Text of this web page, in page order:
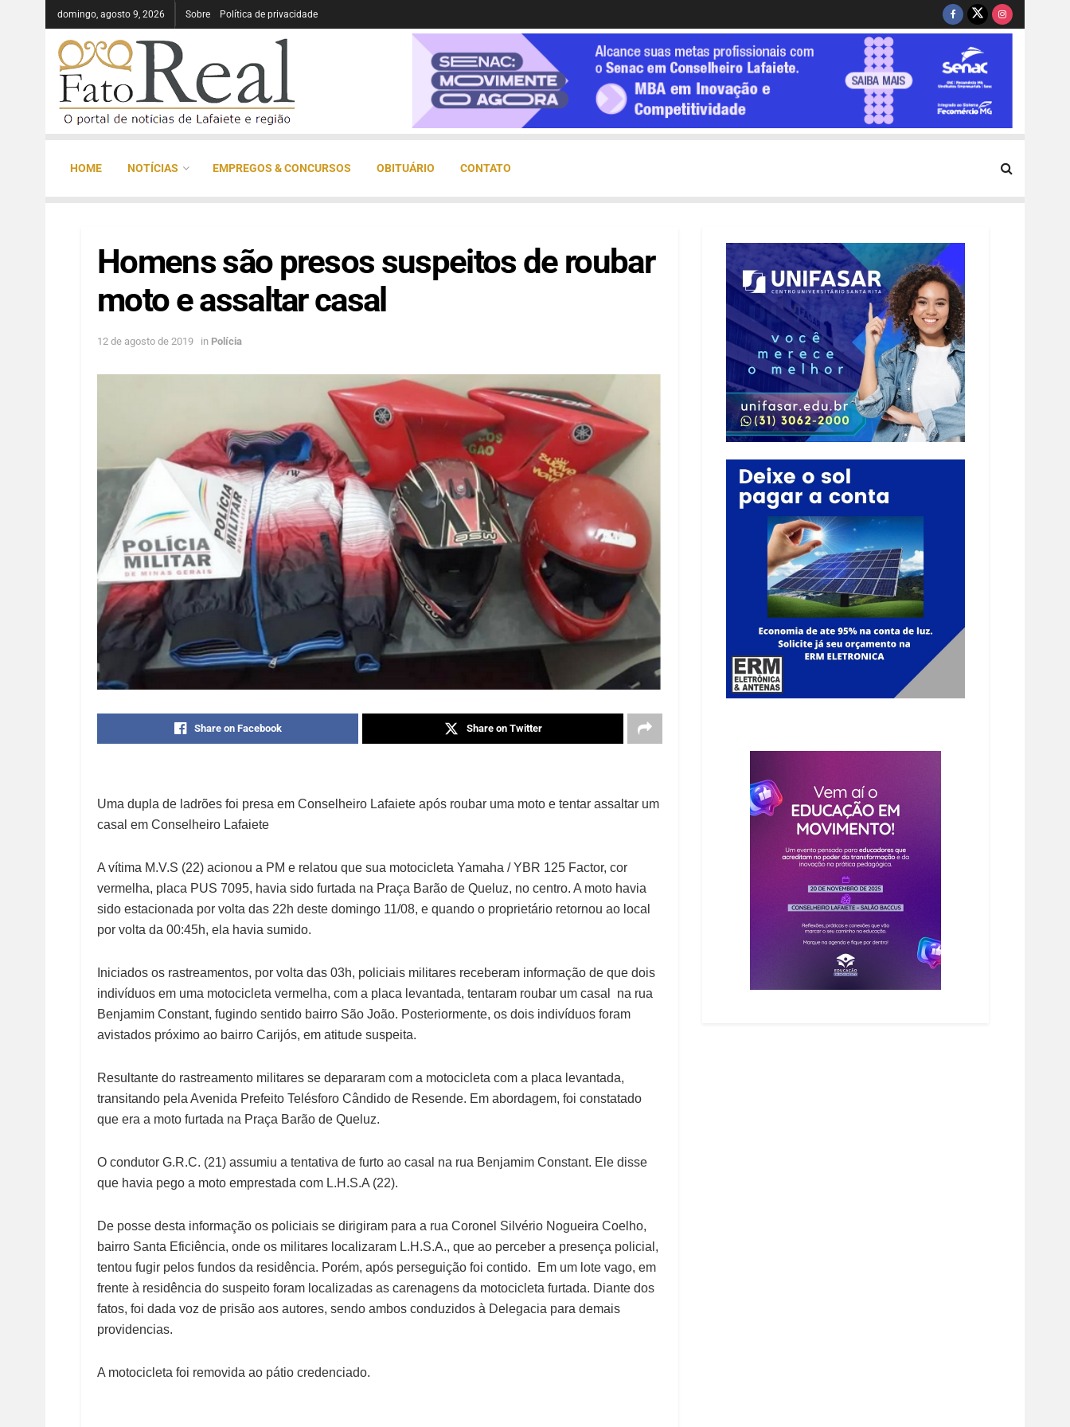
domingo, agosto 9, 2026 Sobre Política de privacidade
HOME NOTÍCIAS EMPREGOS & CONCURSOS OBITUÁRIO CONTATO
Homens são presos suspeitos de roubar
moto e assaltar casal
12 de agosto de 2019 in Polícia
Share on Facebook Share on Twitter
Uma dupla de ladrões foi presa em Conselheiro Lafaiete após roubar uma moto e tentar assaltar um
casal em Conselheiro Lafaiete
A vítima M.V.S (22) acionou a PM e relatou que sua motocicleta Yamaha / YBR 125 Factor, cor
vermelha, placa PUS 7095, havia sido furtada na Praça Barão de Queluz, no centro. A moto havia
sido estacionada por volta das 22h deste domingo 11/08, e quando o proprietário retornou ao local
por volta da 00:45h, ela havia sumido.
Iniciados os rastreamentos, por volta das 03h, policiais militares receberam informação de que dois
indivíduos em uma motocicleta vermelha, com a placa levantada, tentaram roubar um casal na rua
Benjamim Constant, fugindo sentido bairro São João. Posteriormente, os dois indivíduos foram
avistados próximo ao bairro Carijós, em atitude suspeita.
Resultante do rastreamento militares se depararam com a motocicleta com a placa levantada,
transitando pela Avenida Prefeito Telésforo Cândido de Resende. Em abordagem, foi constatado
que era a moto furtada na Praça Barão de Queluz.
O condutor G.R.C. (21) assumiu a tentativa de furto ao casal na rua Benjamim Constant. Ele disse
que havia pego a moto emprestada com L.H.S.A (22).
De posse desta informação os policiais se dirigiram para a rua Coronel Silvério Nogueira Coelho,
bairro Santa Eficiência, onde os militares localizaram L.H.S.A., que ao perceber a presença policial,
tentou fugir pelos fundos da residência. Porém, após perseguição foi contido. Em um lote vago, em
frente à residência do suspeito foram localizadas as carenagens da motocicleta furtada. Diante dos
fatos, foi dada voz de prisão aos autores, sendo ambos conduzidos à Delegacia para demais
providencias.
A motocicleta foi removida ao pátio credenciado.